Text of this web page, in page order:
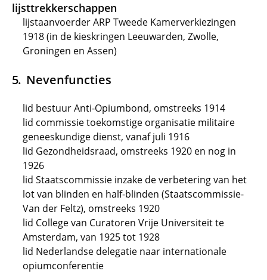
lijsttrekkerschappen
lijstaanvoerder ARP Tweede Kamerverkiezingen
1918 (in de kieskringen Leeuwarden, Zwolle,
Groningen en Assen)
Nevenfuncties
lid bestuur Anti-Opiumbond, omstreeks 1914
lid commissie toekomstige organisatie militaire
geneeskundige dienst, vanaf juli 1916
lid Gezondheidsraad, omstreeks 1920 en nog in
1926
lid Staatscommissie inzake de verbetering van het
lot van blinden en half-blinden (Staatscommissie-
Van der Feltz), omstreeks 1920
lid College van Curatoren Vrije Universiteit te
Amsterdam, van 1925 tot 1928
lid Nederlandse delegatie naar internationale
opiumconferentie